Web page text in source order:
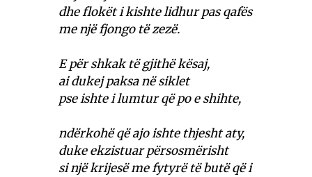
dhe flokët i kishte lidhur pas qafës
me një fjongo të zezë.
E për shkak të gjithë kësaj,
ai dukej paksa në siklet
pse ishte i lumtur që po e shihte,
ndërkohë që ajo ishte thjesht aty,
duke ekzistuar përsosmërisht
si një krijesë me fytyrë të butë që i